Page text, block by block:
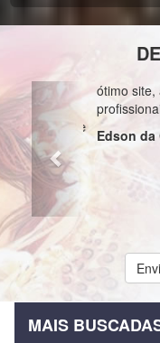
ótimo site,
profissionais
Edson da
Previous
MAIS